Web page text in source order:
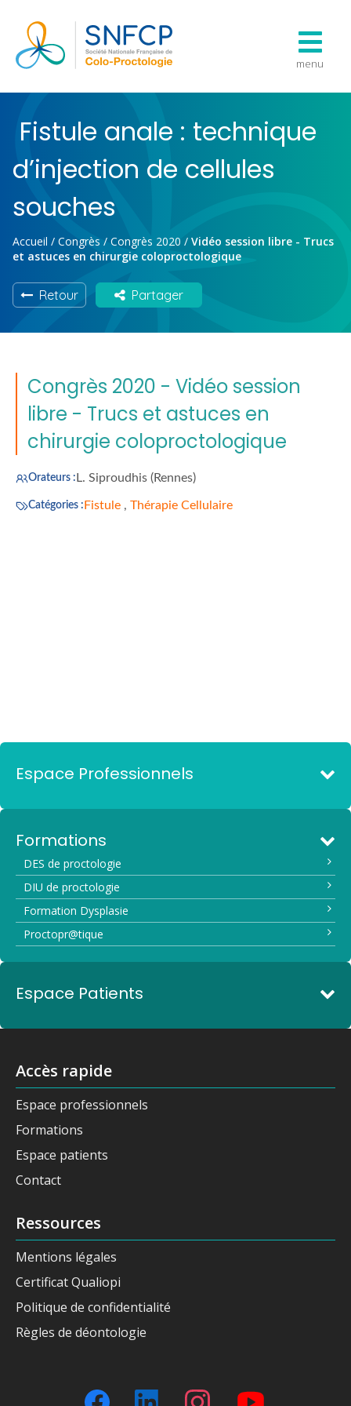
menu
Fistule anale : technique
d’injection de cellules
souches
Accueil / Congrès / Congrès 2020 / Vidéo session libre - Trucs
et astuces en chirurgie coloproctologique
Retour Partager
Congrès 2020 - Vidéo session
libre - Trucs et astuces en
chirurgie coloproctologique
Orateurs : L. Siproudhis (Rennes)
Catégories : Fistule , Thérapie Cellulaire
Espace Professionnels
Formations
DES de proctologie
DIU de proctologie
Formation Dysplasie
Proctopr@tique
Espace Patients
Accès rapide
Espace professionnels
Formations
Espace patients
Contact
Ressources
Mentions légales
Certificat Qualiopi
Politique de confidentialité
Règles de déontologie